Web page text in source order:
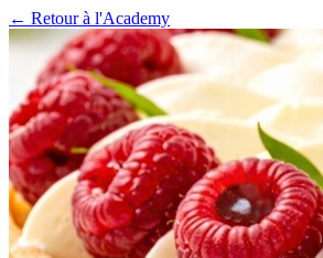
← Retour à l'Academy